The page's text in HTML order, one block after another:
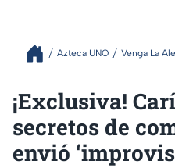
Azteca UNO Venga La
¡Exclusiva!
secretos de
envió